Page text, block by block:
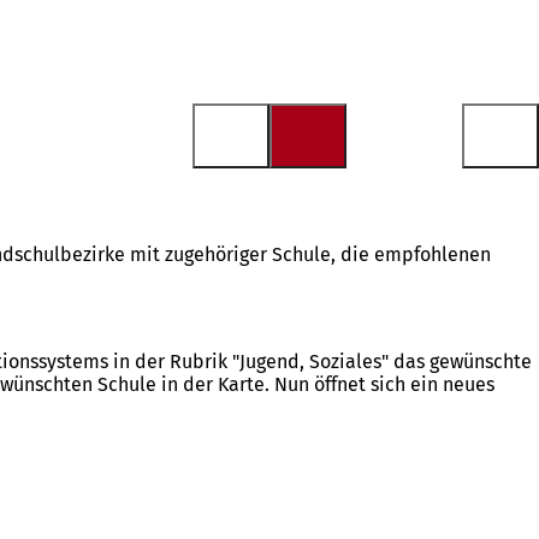
mit zugehöriger Schule, die empfohlenen
in der Rubrik "Jugend, Soziales" das gewünschte
Schule in der Karte. Nun öffnet sich ein neues